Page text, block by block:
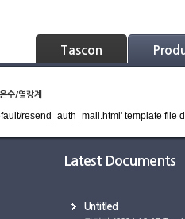
Tascon
수/열량계
resend_auth_mail.html' template file
Latest Documents
Untitled